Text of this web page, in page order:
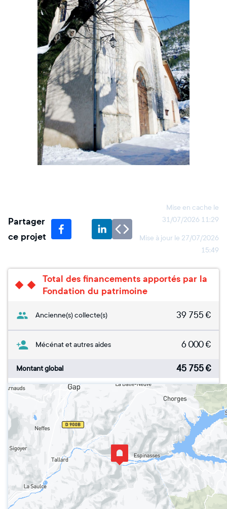
Partager
ce projet
Mise en cache le
31/07/2026 11:29
Mise à jour le 27/07/2026
15:49
Total des financements apportés par la
Fondation du patrimoine
Ancienne(s) collecte(s) 39 755 €
Mécénat et autres aides 6 000€
Montant global 45 755€